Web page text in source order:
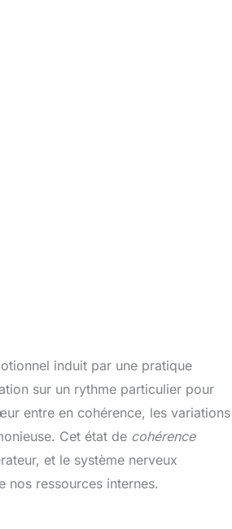
induit par une pratique
sur un rythme particulier pour
entre en cohérence, les variations
Cet état de cohérence
et le système nerveux
nos ressources internes.